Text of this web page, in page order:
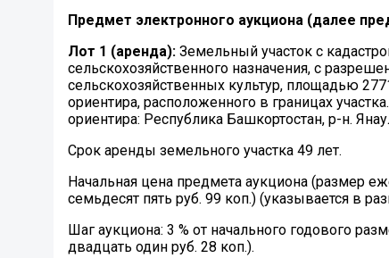
Предмет электронного аукциона (далее
Лот 1 (аренда): Земельный участок с
сельскохозяйственного назначения, с
сельскохозяйственных культур, площадью
ориентира, расположенного в границах
ориентира: Республика Башкортостан, р-н.
Срок аренды земельного участка 49 лет.
Начальная цена предмета аукциона (размер
семьдесят пять руб. 99 коп.) (указывается в
Шаг аукциона: 3 % от начального годового
двадцать один руб. 28 коп.).